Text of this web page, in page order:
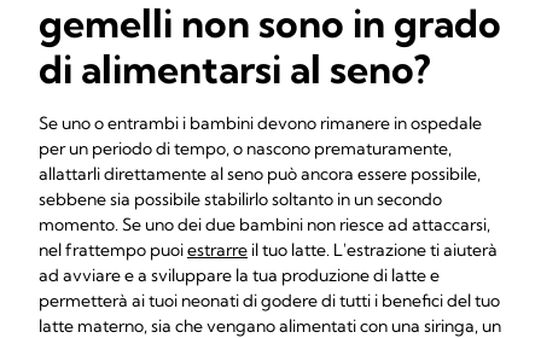
gemelli non sono in grado
di alimentarsi al seno?
Se uno o entrambi i bambini devono rimanere in ospedale
per un periodo di tempo, o nascono prematuramente,
allattarli direttamente al seno può ancora essere possibile,
sebbene sia possibile stabilirlo soltanto in un secondo
momento. Se uno dei due bambini non riesce ad attaccarsi,
nel frattempo puoiestrarre il tuo latte. L'estrazione ti aiuterà
ad avviare e a sviluppare la tua produzione di latte e
permetterà ai tuoi neonati di godere di tutti i benefici del tuo
latte materno, sia che vengano alimentati con una siringa, un